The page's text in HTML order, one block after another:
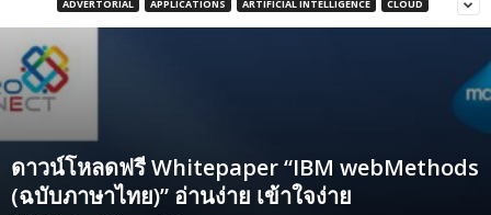
ADVERTORIAL APPLICATIONS ARTIFICIAL INTELLIGENCE CLOUD
ดาวน์โหลดฟรี Whitepaper “IBM webMethods
(ฉบับภาษาไทย)” อ่านง่าย เข้าใจง่าย